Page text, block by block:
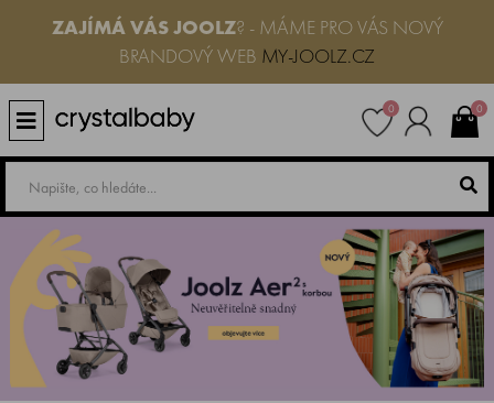
ZAJÍMÁ VÁS JOOLZ? - MÁME PRO VÁS NOVÝ
BRANDOVÝ WEB MY-JOOLZ.CZ
0 0